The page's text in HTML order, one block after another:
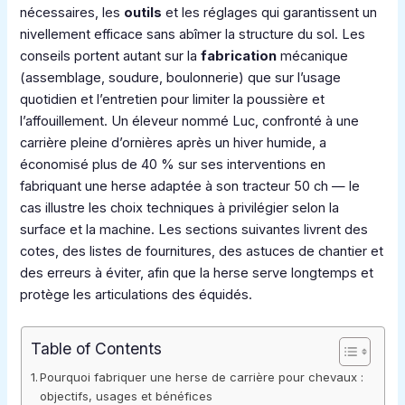
nécessaires, les outils et les réglages qui garantissent un
nivellement efficace sans abîmer la structure du sol. Les
conseils portent autant sur lafabrication mécanique
(assemblage, soudure, boulonnerie) que sur l’usage
quotidien et l’entretien pour limiter la poussière et
l’affouillement. Un éleveur nommé Luc, confronté à une
carrière pleine d’ornières après un hiver humide, a
économisé plus de 40 % sur ses interventions en
fabriquant une herse adaptée à son tracteur 50 ch — le
cas illustre les choix techniques à privilégier selon la
surface et la machine. Les sections suivantes livrent des
cotes, des listes de fournitures, des astuces de chantier et
des erreurs à éviter, afin que la herse serve longtemps et
protège les articulations des équidés.
Table of Contents
Pourquoi fabriquer une herse de carrière pour chevaux :
objectifs, usages et bénéfices